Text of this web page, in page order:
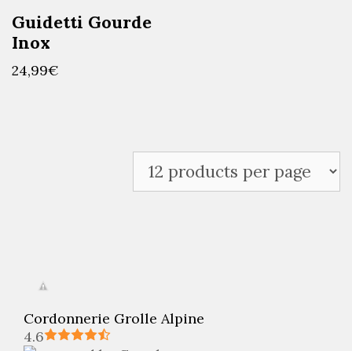
Guidetti Gourde
Inox
24,99€
Cordonnerie Grolle Alpine
4.6